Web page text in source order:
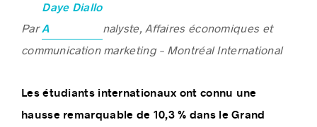
Par
Daye Diallo
A nalyste, Affaires économiques et
communication marketing – Montréal International
Les étudiants internationaux ont connu une
hausse remarquable de 10,3 % dans le Grand